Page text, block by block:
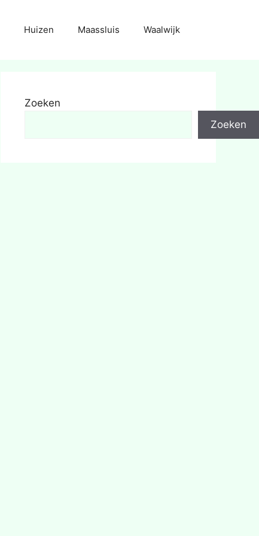
Huizen Maassluis Waalwijk
Zoeken
Zoeken